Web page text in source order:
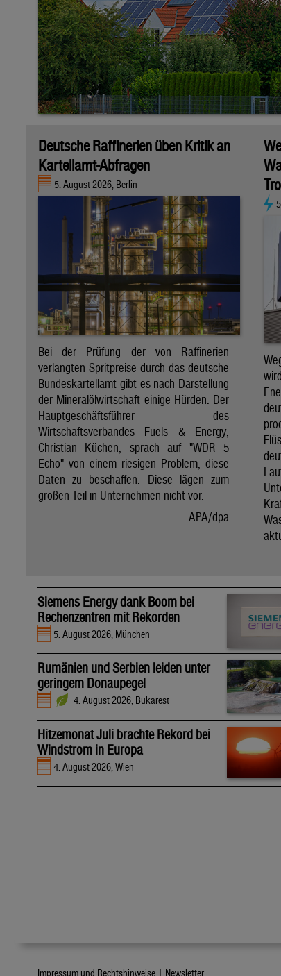
Deutsche Raffinerien üben Kritik an
Kartellamt-Abfragen
5. August 2026, Berlin
Bei der Prüfung der von Raffinerien
verlangten Spritpreise durch das deutsche
Bundeskartellamt gibt es nach Darstellung
der Mineralölwirtschaft einige Hürden. Der
Hauptgeschäftsführer des
Wirtschaftsverbandes Fuels & Energy,
Christian Küchen, sprach auf "WDR 5
Echo" von einem riesigen Problem, diese
Daten zu beschaffen. Diese lägen zum
großen Teil in Unternehmen nicht vor.
APA/dpa
Siemens Energy dank Boom bei
Rechenzentren mit Rekorden
5. August 2026, München
Rumänien und Serbien leiden unter
geringem Donaupegel
4. August 2026, Bukarest
Hitzemonat Juli brachte Rekord bei
Windstrom in Europa
4. August 2026, Wien
Impressum und Rechtshinweise | Newsletter